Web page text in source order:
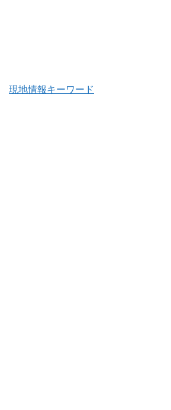
現地情報キーワード